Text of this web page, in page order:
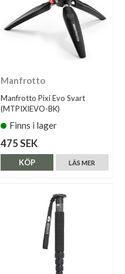
Manfrotto
Manfrotto Pixi Evo Svart
(MTPIXIEVO-BK)
Finns i lager
475 SEK
LÄS MER
KÖP